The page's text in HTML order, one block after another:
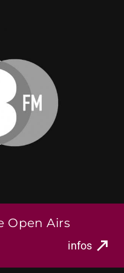
Open Airs
infos